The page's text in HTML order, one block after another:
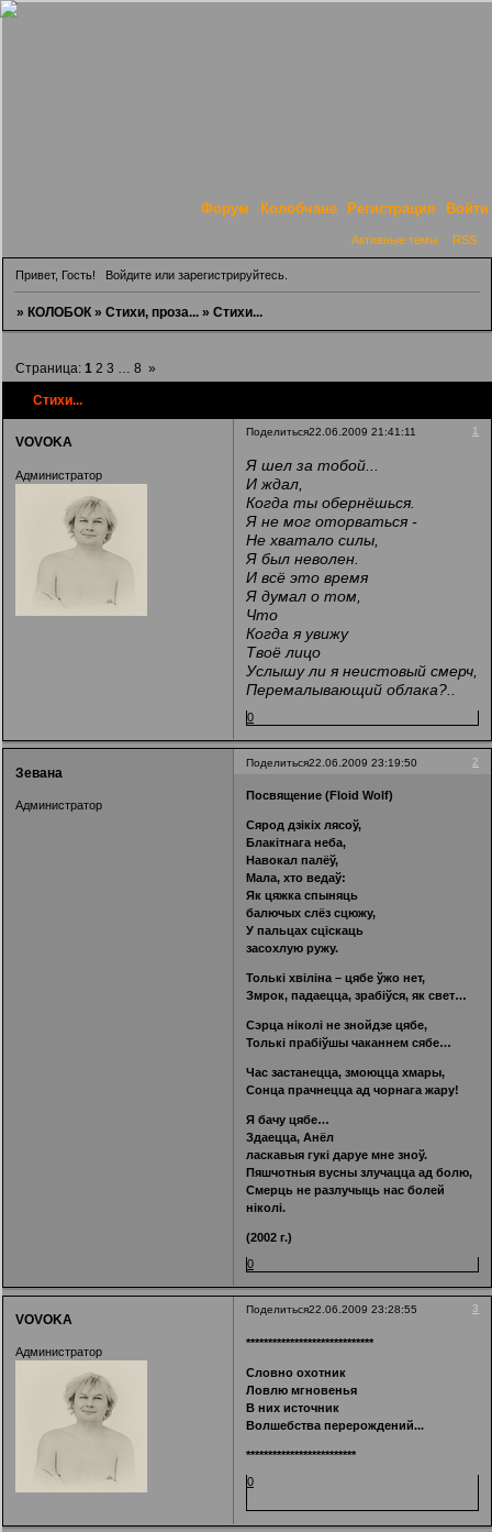
Форум Колобчане Регистрация Войти
Активные темы RSS
Привет, Гость! Войдитеили зарегистрируйтесь.
»КОЛОБОК »Стихи, проза... »Стихи...
Стихи...
Страница:1 2 3 … 8 »
Поделиться 1
22.06.2009 21:41:11
VOVOKA
Администратор
Я шел за тобой...
И ждал,
Когда ты обернёшься.
Я не мог оторваться -
Не хватало силы,
Я был неволен.
И всё это время
Я думал о том,
Что
Когда я увижу
Твоё лицо
Услышу ли я неистовый смерч,
Перемалывающий облака?..
0
Поделиться 2
22.06.2009 23:19:50
Зевана
Администратор
Посвящение (Floid Wolf)
Сярод дзікіх лясоў,
Блакітнага неба,
Навокал палёў,
Мала, хто ведаў:
Як цяжка спыняць
балючых слёз сцюжу,
У пальцах сціскаць
засохлую ружу.
Толькі хвіліна – цябе ўжо нет,
Змрок, падаецца, зрабіўся, як свет…
Сэрца ніколі не знойдзе цябе,
Толькі прабіўшы чаканнем сябе…
Час застанецца, змоюцца хмары,
Сонца прачнецца ад чорнага жару!
Я бачу цябе…
Здаецца, Анёл
ласкавыя гукі даруе мне зноў.
Пяшчотныя вусны злучацца ад болю,
Смерць не разлучыць нас болей
ніколі.
(2002 г.)
0
Поделиться 3
22.06.2009 23:28:55
VOVOKA
Администратор
*****************************
Словно охотник
Ловлю мгновенья
В них источник
Волшебства перерождений...
*************************
0